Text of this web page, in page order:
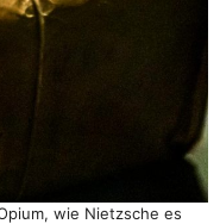
wie Nietzsche es